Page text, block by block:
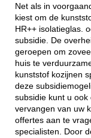
Net als in
kiest om de
HR++ isolatieglas.
subsidie. De
geroepen om
huis te
kunststof kozijnen
deze
subsidie kunt u
vervangen van uw
offertes aan te
specialisten. Door